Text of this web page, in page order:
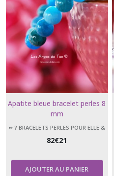
Apatite bleue bracelet perles 8
mm
➻ ? BRACELETS PERLES POUR ELLE &
82€21
AJOUTER AU PANIER